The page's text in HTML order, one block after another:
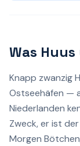
Was
Knapp zwanzig
Ostseehäfen —
Niederlanden
Zweck, er ist
Morgen